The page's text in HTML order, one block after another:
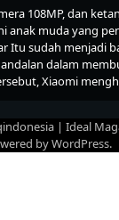
108MP, dan
anak muda yang
Itu sudah menjadi
dalam
Xiaomi
| Ideal
byWordPress.